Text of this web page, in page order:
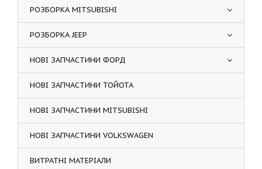
РОЗБОРКА MITSUBISHI
РОЗБОРКА JEEP
НОВІ ЗАПЧАСТИНИ ФОРД
НОВІ ЗАПЧАСТИНИ ТОЙОТА
НОВІ ЗАПЧАСТИНИ MITSUBISHI
НОВІ ЗАПЧАСТИНИ VOLKSWAGEN
ВИТРАТНІ МАТЕРІАЛИ